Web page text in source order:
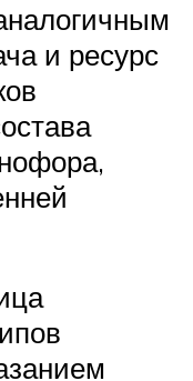
и ресурс